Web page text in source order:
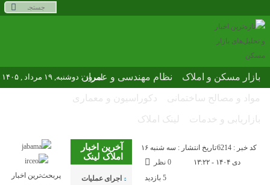
بازار مسکن و املاک نظام مهندسی و عمران
مواد و مصالح ساختمانی دکوراسیون و معماری
بازاریابی و خدمات لینک املاک
امروز : دوشنبه, ۱۹ مرداد , ۱۴۰۵
کد خبر : 6214
تاریخ انتشار : سه شنبه ۱۶
دی ۱۴۰۴ - ۱۳:۲۲
0 نظر
5 بازدید
آخرین اخبار
املاک لینک
اجرای عملیات
پربحث‌ترین اخبار